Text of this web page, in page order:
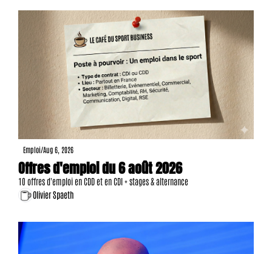
Emploi/Aug 6, 2026
Offres d'emploi du 6 août 2026
10 offres d'emploi en CDD et en CDI + stages & alternance
Olivier Spaeth